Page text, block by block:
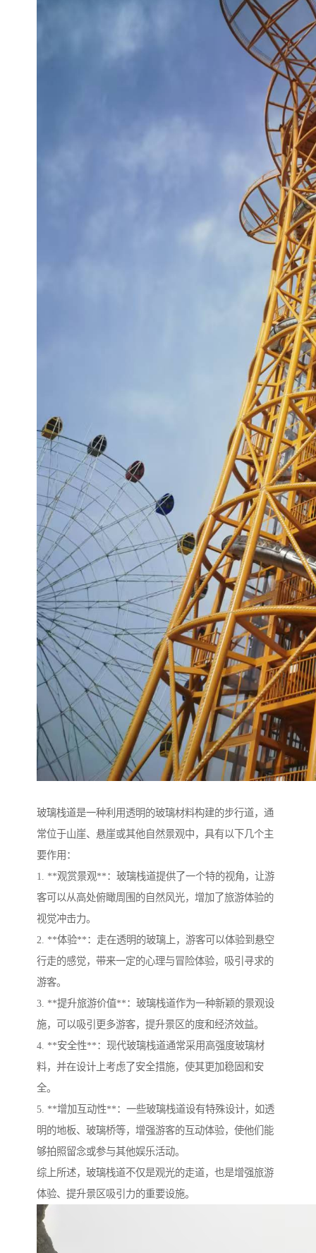
玻璃栈道是一种利用透明的玻璃材料构建的步行道，通
常位于山崖、悬崖或其他自然景观中，具有以下几个主
要作用：
1. **观赏景观**：玻璃栈道提供了一个特的视角，让游
客可以从高处俯瞰周围的自然风光，增加了旅游体验的
视觉冲击力。
2. **体验**：走在透明的玻璃上，游客可以体验到悬空
行走的感觉，带来一定的心理与冒险体验，吸引寻求的
游客。
3. **提升旅游价值**：玻璃栈道作为一种新颖的景观设
施，可以吸引更多游客，提升景区的度和经济效益。
4. **安全性**：现代玻璃栈道通常采用高强度玻璃材
料，并在设计上考虑了安全措施，使其更加稳固和安
全。
5. **增加互动性**：一些玻璃栈道设有特殊设计，如透
明的地板、玻璃桥等，增强游客的互动体验，使他们能
够拍照留念或参与其他娱乐活动。
综上所述，玻璃栈道不仅是观光的走道，也是增强旅游
体验、提升景区吸引力的重要设施。